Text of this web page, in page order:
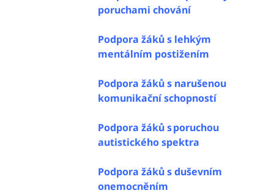
poruchami chování
Podpora žáků s lehkým
mentálním postižením
Podpora žáků s narušenou
komunikační schopností
Podpora žáků s poruchou
autistického spektra
Podpora žáků s duševním
onemocněním